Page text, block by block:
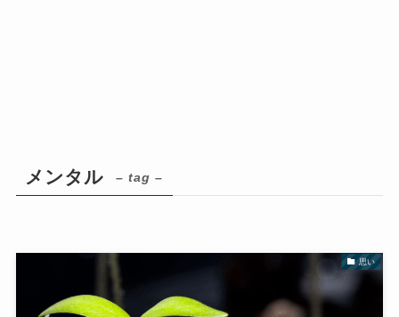
メンタル – tag –
思い